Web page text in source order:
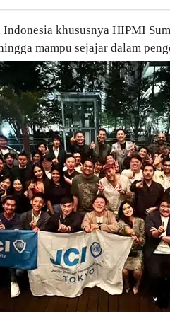
khususnya HIPMI
mampu sejajar dalam